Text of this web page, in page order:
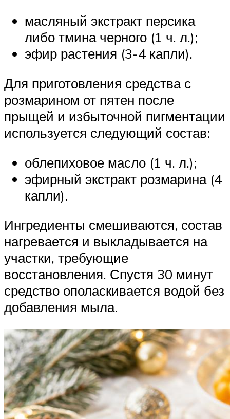
масляный экстракт персика
либо тмина черного (1 ч. л.);
эфир растения (3-4 капли).
Для приготовления средства с
розмарином от пятен после
прыщей и избыточной пигментации
используется следующий состав:
облепиховое масло (1 ч. л.);
эфирный экстракт розмарина (4
капли).
Ингредиенты смешиваются, состав
нагревается и выкладывается на
участки, требующие
восстановления. Спустя 30 минут
средство ополаскивается водой без
добавления мыла.